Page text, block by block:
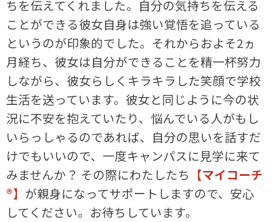
ちを伝えてくれました。自分の気持ちを伝える
ことができる彼女自身は強い覚悟を追っている
というのが印象的でした。それからおよそ2ヵ
月経ち、彼女は自分ができることを精一杯努力
しながら、彼女らしくキラキラした笑顔で学校
生活を送っています。彼女と同じように今の状
況に不安を抱えていたり、悩んでいる人がもし
いらっしゃるのであれば、自分の思いを話すだ
けでもいいので、一度キャンパスに見学に来て
みませんか？ その際にわたしたち 【マイコーチ
®】 が親身になってサポートしますので、安心
してください。お待ちしています。